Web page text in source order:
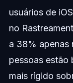
usuários de
no
a 38% apenas
pessoas estão
mais rígido